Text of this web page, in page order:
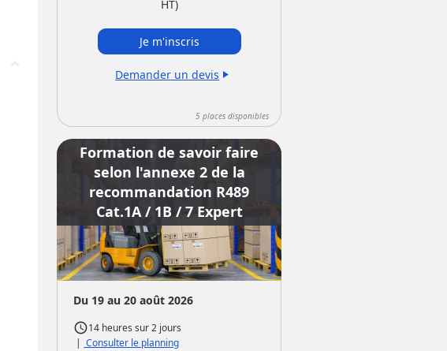
HT)
Je m'inscris
Demander un devis play_arrow
5places disponibles
Formation de savoir faire
selon l'annexe 2 de la
recommandation R489
Cat.1A / 1B / 7 Expert
Du 19 au 20 août 2026
access_time14 heuressur2 jours
| Consulter le planning